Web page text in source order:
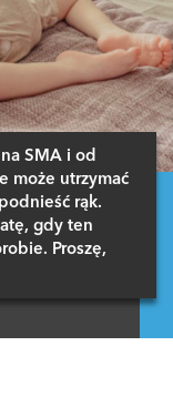
SMA i od
może utrzymać
rąk.
gdy ten
Proszę,